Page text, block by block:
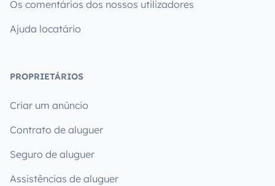
Os comentários dos nossos utilizadores
Ajuda locatário
PROPRIETÁRIOS
Criar um anúncio
Contrato de aluguer
Seguro de aluguer
Assistências de aluguer